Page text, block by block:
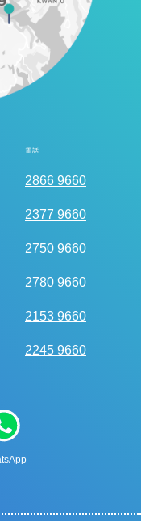
電話
2866 9660
2377 9660
2750 9660
2780 9660
2153 9660
2245 9660